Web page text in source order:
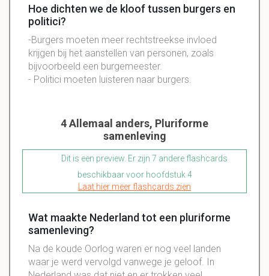
Hoe dichten we de kloof tussen burgers en
politici?
-Burgers moeten meer rechtstreekse invloed
krijgen bij het aanstellen van personen, zoals
bijvoorbeeld een burgemeester.
- Politici moeten luisteren naar burgers.
4 Allemaal anders, Pluriforme
samenleving
Dit is een preview. Er zijn 7 andere flashcards
beschikbaar voor hoofdstuk 4
Laat hier meer flashcards zien
Wat maakte Nederland tot een pluriforme
samenleving?
Na de koude Oorlog waren er nog veel landen
waar je werd vervolgd vanwege je geloof. In